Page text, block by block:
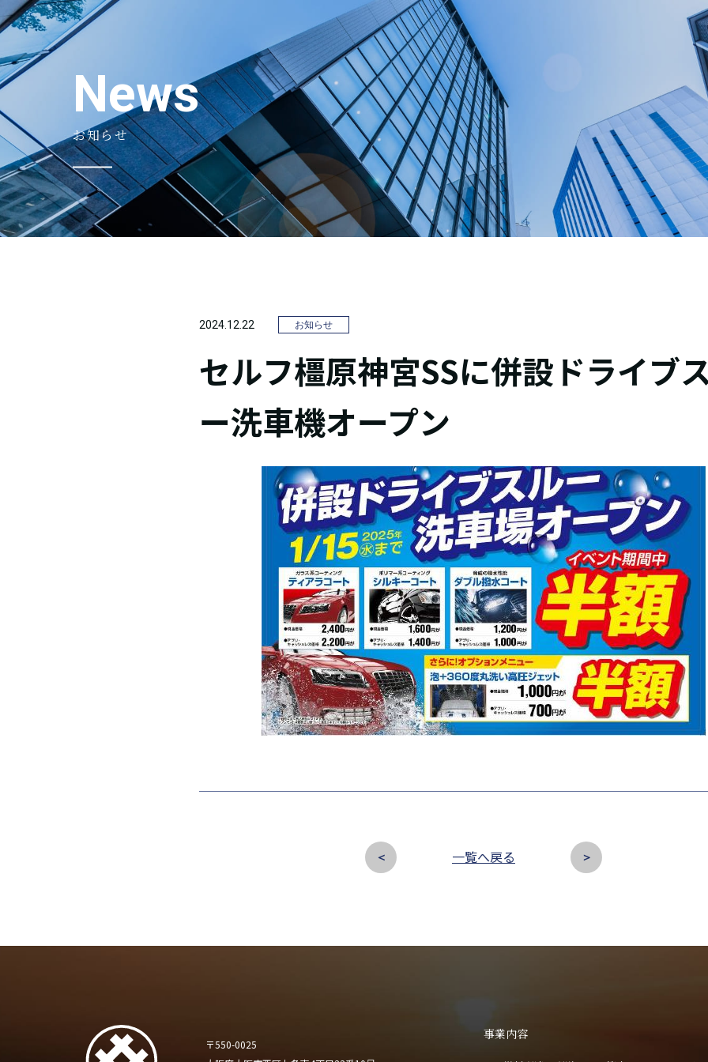
News
お知らせ
2024.12.22 お知らせ
セルフ橿原神宮SSに併設ドライブ
ー洗車機オープン
＜ 一覧へ戻る ＞
〒550-0025
事業内容